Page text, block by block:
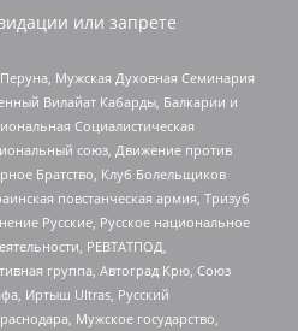
или запрете
Мужская Духовная Семинария
Вилайат Кабарды, Балкарии и
Социалистическая
союз, Движение против
Братство, Клуб Болельщиков
повстанческая армия, Тризуб
Русские, Русское национальное
РЕВТАТПОД,
группа, Автоград Крю, Союз
Иртыш Ultras, Русский
Мужское государство,